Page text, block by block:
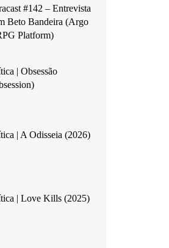
#142 – Entrevista
Beto Bandeira (Argo
Platform)
| Obsessão
| A Odisseia (2026)
| Love Kills (2025)